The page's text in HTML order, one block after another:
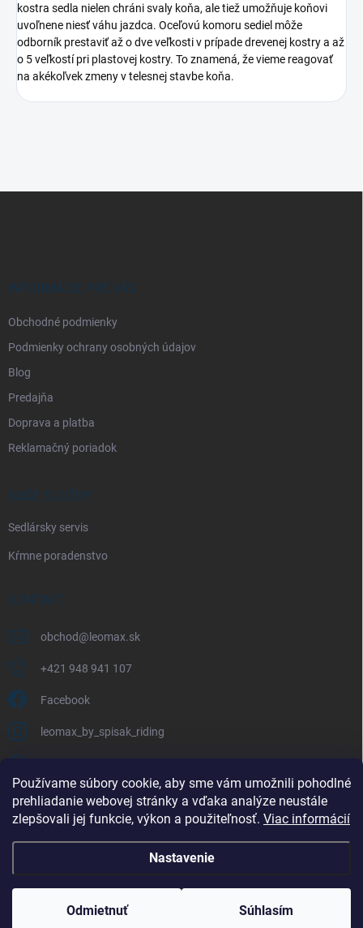
Používame súbory cookie, aby sme vám umožnili pohodlné
prehliadanie webovej stránky a vďaka analýze neustále
zlepšovali jej funkcie, výkon a použiteľnosť. Viac informácií
Nastavenie
Odmietnuť Súhlasím
kostra sedla nielen chráni svaly koňa, ale tiež umožňuje koňovi
uvoľnene niesť váhu jazdca. Oceľovú komoru sediel môže
odborník prestaviť až o dve veľkosti v prípade drevenej kostry a až
o 5 veľkostí pri plastovej kostry. To znamená, že vieme reagovať
na akékoľvek zmeny v telesnej stavbe koňa.
INFORMÁCIE PRE VÁS
Obchodné podmienky
Podmienky ochrany osobných údajov
Blog
Predajňa
Doprava a platba
Reklamačný poriadok
NAŠE SLUŽBY
Sedlársky servis
Kŕmne poradenstvo
KONTAKT
obchod@ leomax.sk
+421 948 941 107
Facebook
leomax_by_spisak_riding
FACEBOOK
Copyright 2026 . Všetky práva vyhradené.